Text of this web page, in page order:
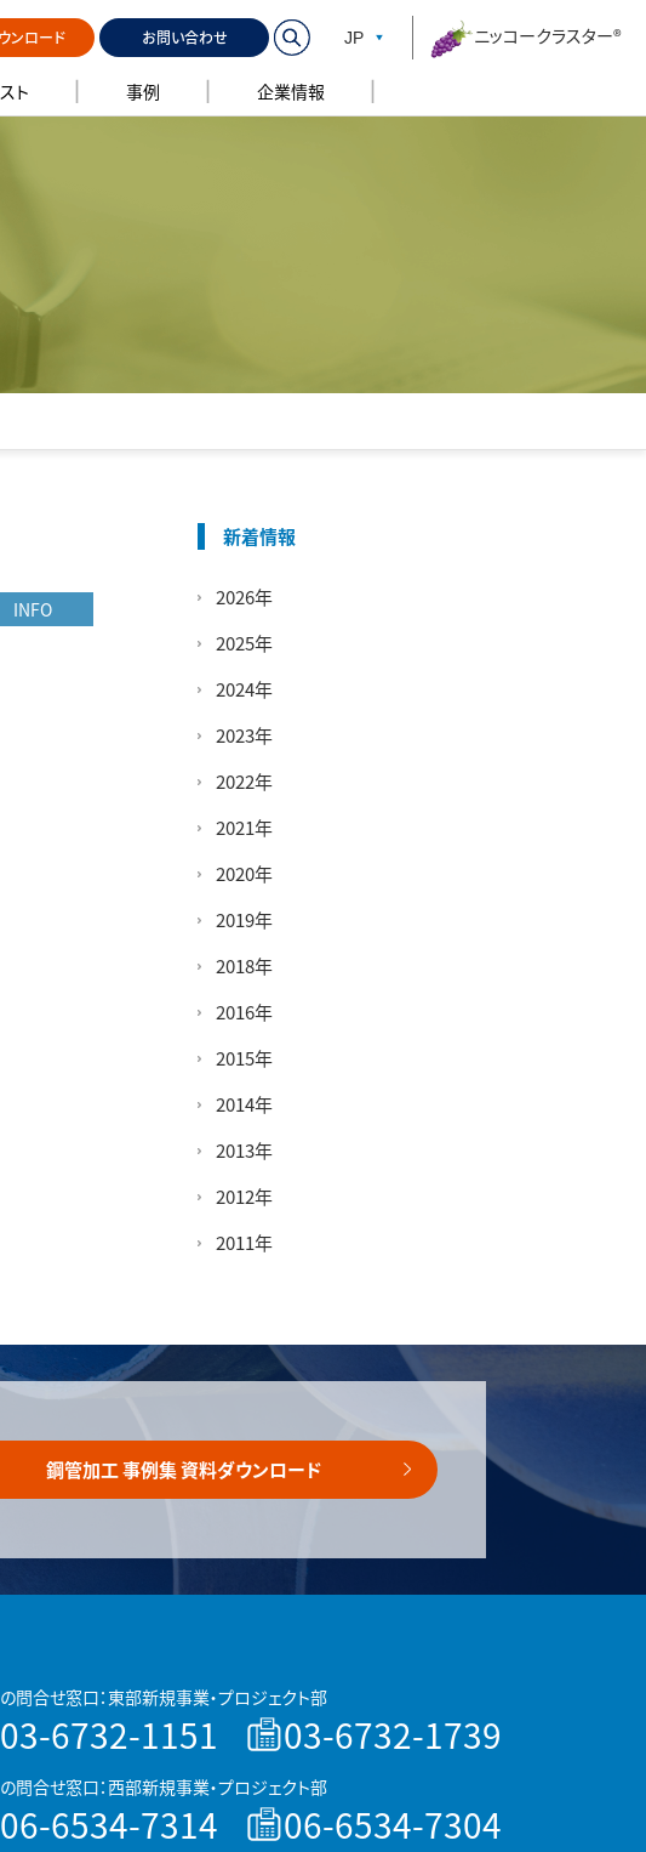
ンロード お問い合わせ JP ニッコークラスター®
ト 事例 企業情報
INFO
新着情報
2026年
2025年
2024年
2023年
2022年
2021年
2020年
2019年
2018年
2016年
2015年
2014年
2013年
2012年
2011年
鋼管加工 事例集 資料ダウンロード
問合せ窓口：東部新規事業・プロジェクト部
03-6732-1151 03-6732-1739
問合せ窓口：西部新規事業・プロジェクト部
06-6534-7314 06-6534-7304